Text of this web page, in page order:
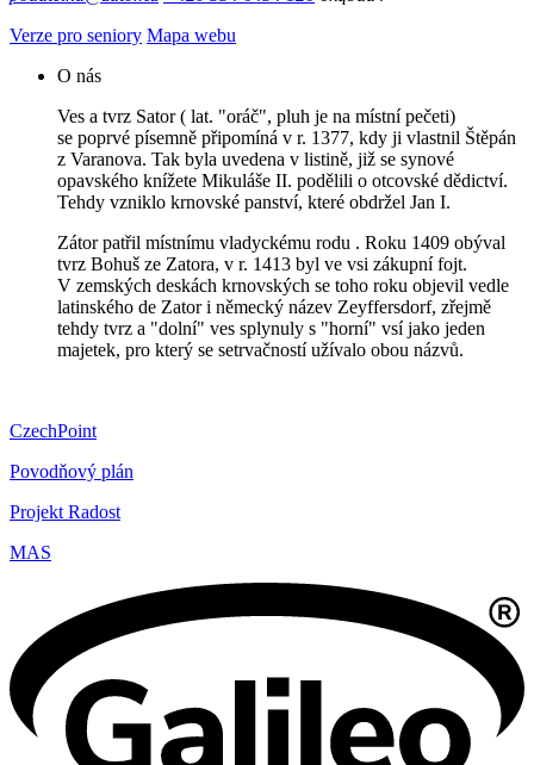
Verze pro seniory Mapa webu
O nás
Ves a tvrz Sator ( lat. "oráč", pluh je na místní pečeti)
se poprvé písemně připomíná v r. 1377, kdy ji vlastnil Štěpán
z Varanova. Tak byla uvedena v listině, již se synové
opavského knížete Mikuláše II. podělili o otcovské dědictví.
Tehdy vzniklo krnovské panství, které obdržel Jan I.
Zátor patřil místnímu vladyckému rodu . Roku 1409 obýval
tvrz Bohuš ze Zatora, v r. 1413 byl ve vsi zákupní fojt.
V zemských deskách krnovských se toho roku objevil vedle
latinského de Zator i německý název Zeyffersdorf, zřejmě
tehdy tvrz a "dolní" ves splynuly s "horní" vsí jako jeden
majetek, pro který se setrvačností užívalo obou názvů.
CzechPoint
Povodňový plán
Projekt Radost
MAS